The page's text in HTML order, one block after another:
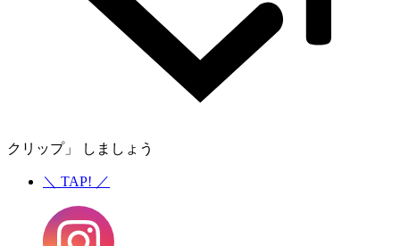
クリップ」 しましょう
＼ TAP! ／